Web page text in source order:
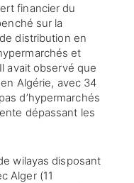
financier du
sur la
distribution en
et
avait observé que
Algérie, avec 34
d’hypermarchés
dépassant les
wilayas disposant
Alger (11